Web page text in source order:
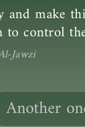
make
control
Jawzi